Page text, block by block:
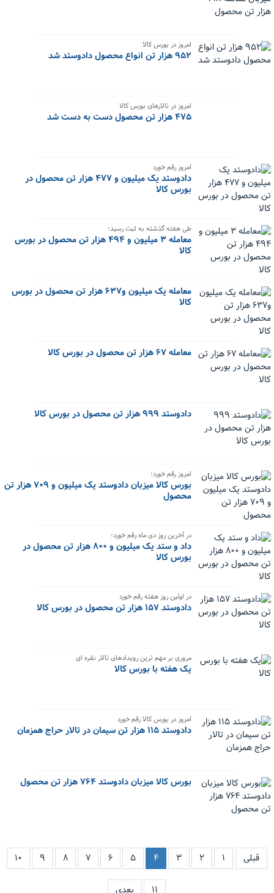
امروز در بورس کالا
۹۵۲ هزار تن انواع محصول دادوستد شد
امروز در تالارهای بورس کالا
۴۷۵ هزار تن محصول دست به دست شد
امروز رقم خورد
دادوستد یک میلیون و ۴۷۷ هزار تن محصول در
بورس کالا
طی هفته گذشته به ثبت رسید؛
معامله ۳ میلیون و ۴۹۴ هزار تن محصول در بورس
کالا
معامله یک میلیون و۶۳۷ هزار تن محصول در بورس
کالا
معامله ۶۷ هزار تن محصول در بورس کالا
دادوستد ۹۹۹ هزار تن محصول در بورس کالا
امروز رقم خورد؛
بورس کالا میزبان دادوستد یک میلیون و ۷۰۹ هزار تن
محصول
در آخرین روز دی ماه رقم خورد؛
داد و ستد یک میلیون و ۸۰۰ هزار تن محصول در
بورس کالا
در اولین روز هفته رقم خورد
دادوستد ۱۵۷ هزار تن محصول در بورس کالا
مروری بر مهم ترین رویدادهای تالار نقره ای
یک هفته با بورس کالا
امروز در بورس کالا رقم خورد
دادوستد ۱۱۵ هزار تن سیمان در تالار حراج همزمان
بورس کالا میزبان دادوستد ۷۶۴ هزار تن محصول
قبلی ۱ ۲ ۳ ۴ ۵ ۶ ۷ ۸ ۹ ۱۰
۱۱ بعدی